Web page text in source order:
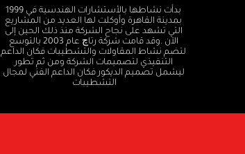
بدأت نشاطها بالأستشارات الهندسية في 1999
بمدينة القاهرة وأوكلت لها العديد من المشاريع
التي تشهد على نجاح الشركة منذ ذلك الحين إلى
الآن .وقد قامت شركة رتاچ عام 2003 بالتوسع
لتضم نشاط المقاولات والتشطيبات فكان الداعم
التنفيذي لتصميمات الشركة ومن ثم تطور
ليشمل تصميم الديكور فكان الداعم الفني لمجال
التشطيبات